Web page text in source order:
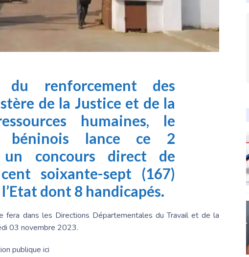
renforcement des
de la Justice et de la
humaines, le
béninois lance ce 2
un concours direct de
soixante-sept (167)
dont 8 handicapés.
fera dans les Directions Départementales du Travail et de la
03 novembre 2023.
publique ici